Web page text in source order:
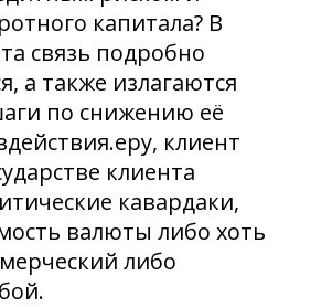
капитала? В
связь подробно
а также излагаются
по снижению её
клиент
клиента
кавардаки,
валюты либо хоть
либо